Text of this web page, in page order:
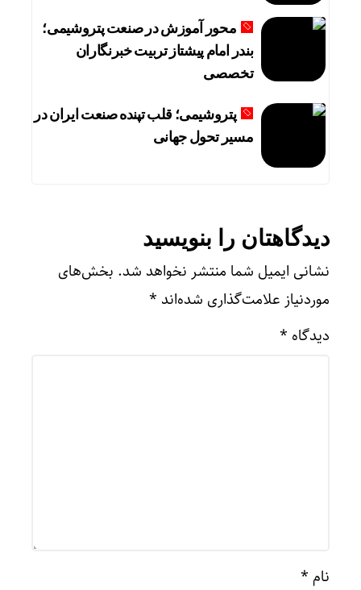
محور آموزش در صنعت پتروشیمی؛
بندر امام پیشتاز تربیت خبرنگاران
تخصصی
پتروشیمی؛ قلب تپنده صنعت ایران در
مسیر تحول جهانی
دیدگاهتان را بنویسید
نشانی ایمیل شما منتشر نخواهد شد. بخش‌های
موردنیاز علامت‌گذاری شده‌اند *
دیدگاه *
نام *